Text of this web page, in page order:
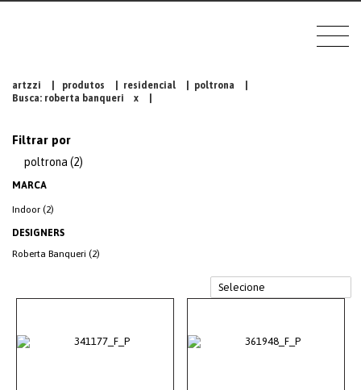
artzzi produtos residencial poltrona
Busca: roberta banqueri
x
Filtrar por
poltrona (2)
MARCA
Indoor (2)
DESIGNERS
Roberta Banqueri (2)